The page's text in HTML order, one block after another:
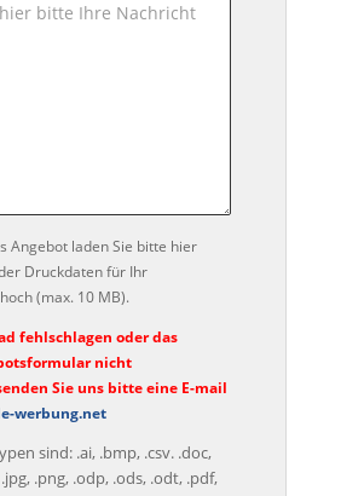
Angebot laden Sie bitte hier
Druckdaten für Ihr
(max. 10 MB).
fehlschlagen oder das
nicht
Sie uns bitte eine E-mail
werbung.net
sind: .ai, .bmp, .csv. .doc,
.png, .odp, .ods, .odt, .pdf,